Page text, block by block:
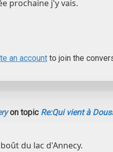
prochaine j'y vais.
an accountto join the
on topic Re:Qui vient à
du lac d'Annecy.